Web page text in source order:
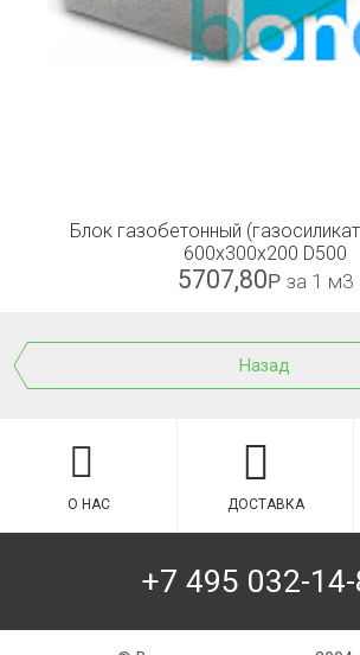
Блок газобетонный
600x300x200 D500
5707,80Р за 1 м3
Назад
О НАС ДОСТАВКА
+7 495 032-